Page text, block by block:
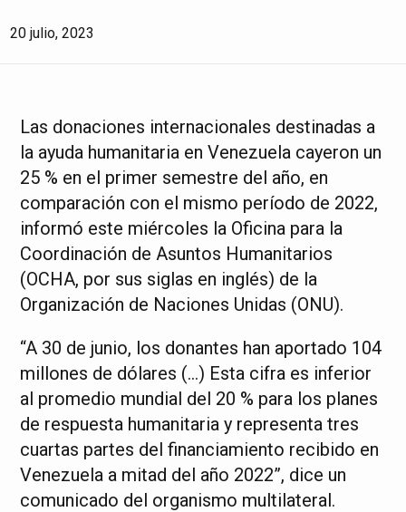
20 julio, 2023
Las donaciones internacionales destinadas a
la ayuda humanitaria en Venezuela cayeron un
25 % en el primer semestre del año, en
comparación con el mismo período de 2022,
informó este miércoles la Oficina para la
Coordinación de Asuntos Humanitarios
(OCHA, por sus siglas en inglés) de la
Organización de Naciones Unidas (ONU).
“A 30 de junio, los donantes han aportado 104
millones de dólares (…) Esta cifra es inferior
al promedio mundial del 20 % para los planes
de respuesta humanitaria y representa tres
cuartas partes del financiamiento recibido en
Venezuela a mitad del año 2022”, dice un
comunicado del organismo multilateral.